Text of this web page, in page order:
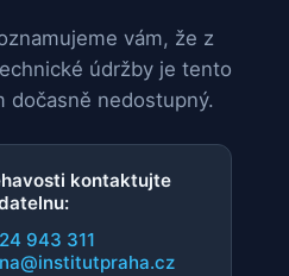
vám, že z
údržby je tento
dočasně nedostupný.
kontaktujte
943 311